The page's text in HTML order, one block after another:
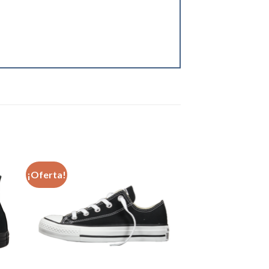
¡Oferta!
Añadir
a la
lista de
deseos